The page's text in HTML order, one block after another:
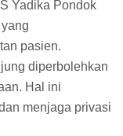
Yadika Pondok
pasien.
diperbolehkan
Hal ini
menjaga privasi